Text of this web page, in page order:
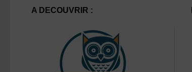
A DECOUVRIR :